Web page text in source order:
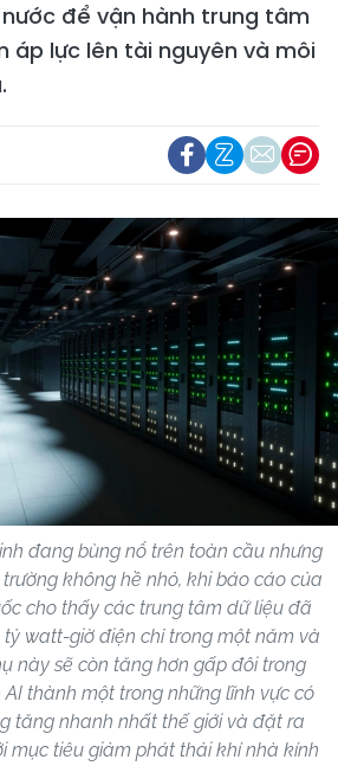
để vận hành trung tâm
áp lực lên tài nguyên và môi
đang bùng nổ trên toàn cầu nhưng
không hề nhỏ, khi báo cáo của
cho thấy các trung tâm dữ liệu đã
tỷ watt-giờ điện chỉ trong một năm và
này sẽ còn tăng hơn gấp đôi trong
AI thành một trong những lĩnh vực có
tăng nhanh nhất thế giới và đặt ra
mục tiêu giảm phát thải khí nhà kính